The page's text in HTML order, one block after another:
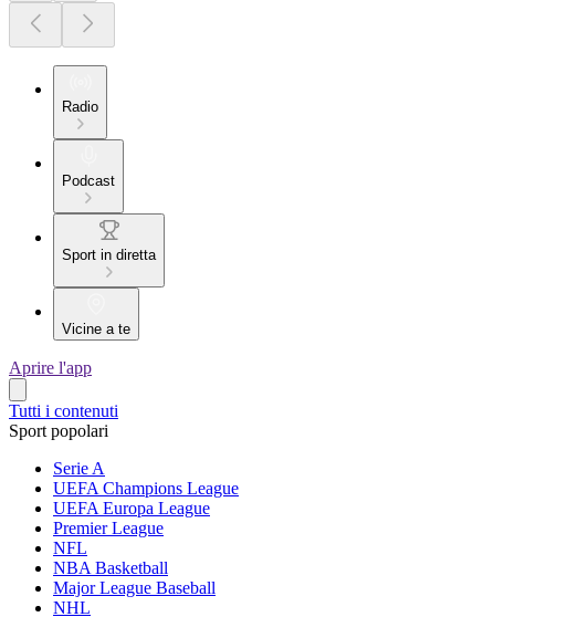
Radio
Podcast
Sport in diretta
Vicine a te
Aprire l'app
Tutti i contenuti
Sport popolari
Serie A
UEFA Champions League
UEFA Europa League
Premier League
NFL
NBA Basketball
Major League Baseball
NHL